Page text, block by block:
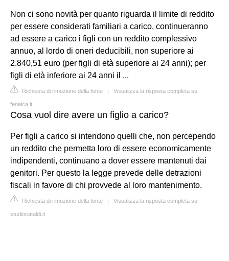
Non ci sono novità per quanto riguarda il limite di reddito
per essere considerati familiari a carico, continueranno
ad essere a carico i figli con un reddito complessivo
annuo, al lordo di oneri deducibili, non superiore ai
2.840,51 euro (per figli di età superiore ai 24 anni); per
figli di età inferiore ai 24 anni il ...
Richiesta di rimozione della fonte | Visualizza la risposta completa su
fenalca.it
Cosa vuol dire avere un figlio a carico?
Per figli a carico si intendono quelli che, non percependo
un reddito che permetta loro di essere economicamente
indipendenti, continuano a dover essere mantenuti dai
genitori. Per questo la legge prevede delle detrazioni
fiscali in favore di chi provvede al loro mantenimento.
Richiesta di rimozione della fonte | Visualizza la risposta completa su
studiocataldi.it